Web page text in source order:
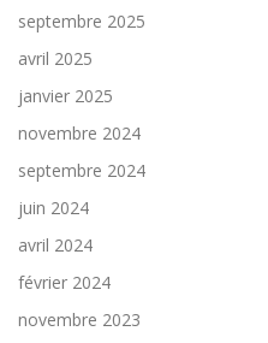
septembre 2025
avril 2025
janvier 2025
novembre 2024
septembre 2024
juin 2024
avril 2024
février 2024
novembre 2023